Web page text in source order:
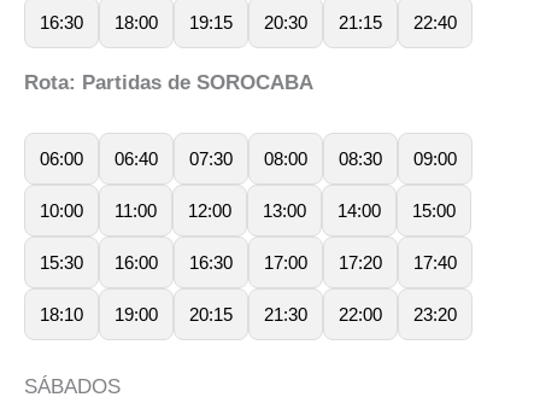
16:30 18:00 19:15 20:30 21:15 22:40
Rota: Partidas de SOROCABA
06:00 06:40 07:30 08:00 08:30 09:00
10:00 11:00 12:00 13:00 14:00 15:00
15:30 16:00 16:30 17:00 17:20 17:40
18:10 19:00 20:15 21:30 22:00 23:20
SÁBADOS